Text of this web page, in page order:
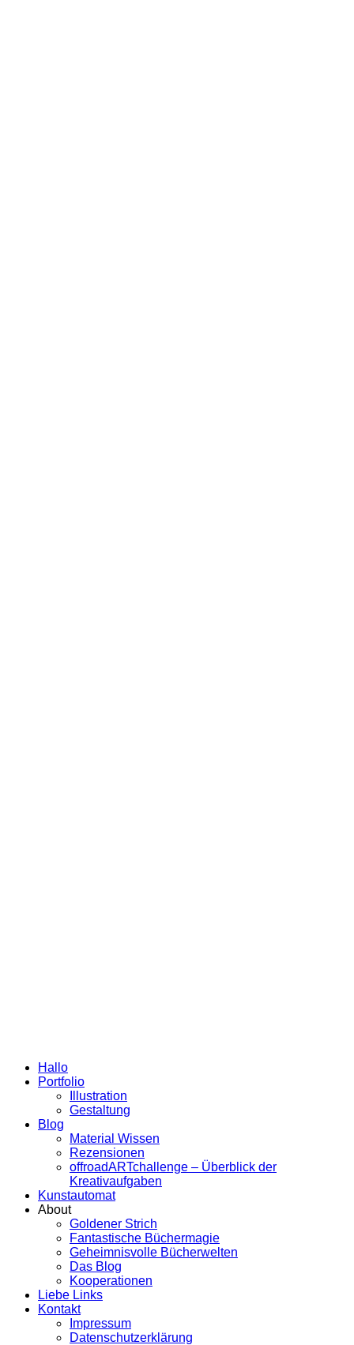
Hallo
Portfolio
Illustration
Gestaltung
Blog
Material Wissen
Rezensionen
offroadARTchallenge – Überblick der
Kreativaufgaben
Kunstautomat
About
Goldener Strich
Fantastische Büchermagie
Geheimnisvolle Bücherwelten
Das Blog
Kooperationen
Liebe Links
Kontakt
Impressum
Datenschutzerklärung